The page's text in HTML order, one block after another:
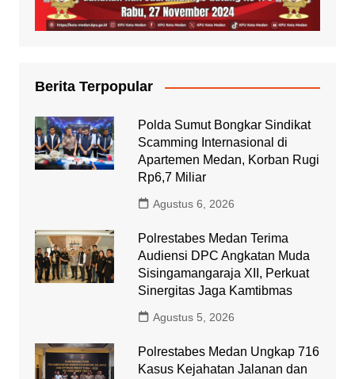
Berita Terpopular
Polda Sumut Bongkar Sindikat
Scamming Internasional di
Apartemen Medan, Korban Rugi
Rp6,7 Miliar
Agustus 6, 2026
Polrestabes Medan Terima
Audiensi DPC Angkatan Muda
Sisingamangaraja XII, Perkuat
Sinergitas Jaga Kamtibmas
Agustus 5, 2026
Polrestabes Medan Ungkap 716
Kasus Kejahatan Jalanan dan